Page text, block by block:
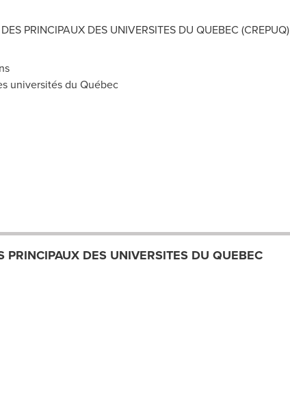
PRINCIPAUX DES UNIVERSITES DU QUEBEC (CREPUQ)
universités du Québec
PRINCIPAUX DES UNIVERSITES DU QUEBEC